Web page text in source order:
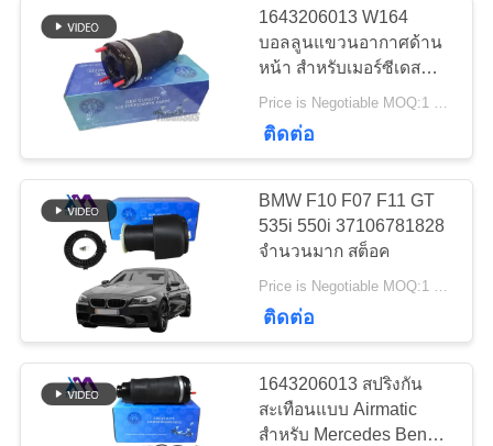
ส่วน
นโยบาย
ชิ้นส่วนระบบกัน
สะเทือนของ Land
Rover
236
คอมเพรสเซอร์แอร์
แขวน
1058
1643206013 W164
บอลลูนแขวนอากาศด้าน
หน้า สําหรับเมอร์ซีเดส
เบนซ์
ติดต่อ
BMW F10 F07 F11 GT
535i 550i 37106781828
จํานวนมาก สต็อค
Price is Negotiable MOQ:1 ชิ้น
ติดต่อ
1643206013 สปริงกัน
สะเทือนแบบ Airmatic
สำหรับ Mercedes Benz